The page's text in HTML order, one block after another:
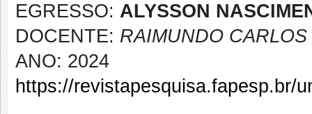
EGRESSO: ALYSSON
DOCENTE: RAIMUNDO
ANO: 2024
https://revistapesquisa.fapesp.br/